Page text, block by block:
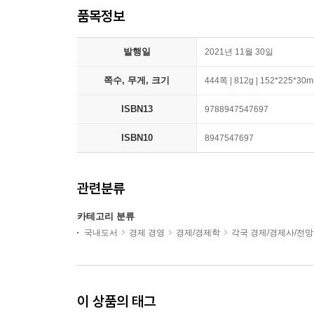
품목정보
발행일 2021년 11월 30일
쪽수, 무게, 크기 444쪽 | 812g |
ISBN13 9788947547697
ISBN10 8947547697
관련분류
카테고리 분류
국내도서 경제 경영 경제/경제학 각국 경제/경제사/전망
이 상품의 태그